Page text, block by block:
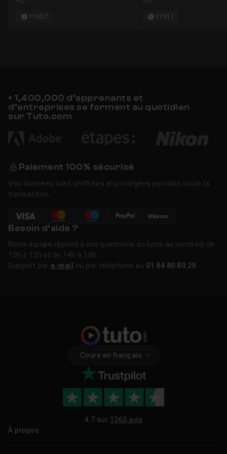
11h07 11h11
+ 1,400,000 d’apprenants et
d’entreprises se forment au quotidien
sur Tuto.com
Paiement 100% sécurisé
Vos données sont chiffrées et protégées pendant toute la
transaction.
Besoin d’aide ?
Notre équipe répond à vos questions du lundi au vendredi de
10h à 12h et de 14h à 16h.
Support par e-mail ou par téléphone au 01 84 80 80 29
Cours en français
4.7 sur 1363 avis
À propos